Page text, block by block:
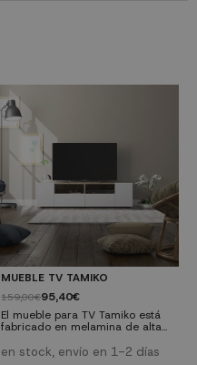
MUEBLE TV TAMIKO
159,00€95,40€
El mueble para TV Tamiko está
fabricado en melamina de alta
y roble canadian. Cuenta con un
en stock, envío en 1-2 días